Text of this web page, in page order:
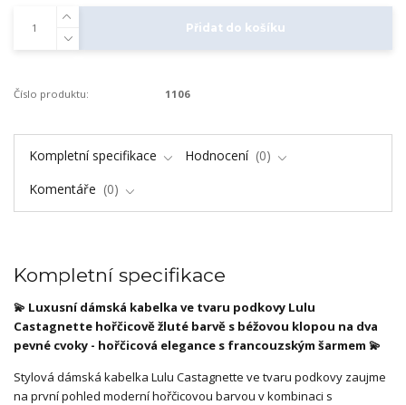
Přidat do košíku
Číslo produktu: 1106
Kompletní specifikace Hodnocení
0
Komentáře
0
Kompletní specifikace
💫 Luxusní dámská kabelka ve tvaru podkovy Lulu
Castagnette hořčicově žluté barvě s béžovou klopou na dva
pevné cvoky - hořčicová elegance s francouzským šarmem 💫
Stylová dámská kabelka Lulu Castagnette ve tvaru podkovy zaujme
na první pohled moderní hořčicovou barvou v kombinaci s